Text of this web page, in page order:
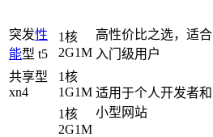
突发性
能型 t5
1核
2G1M
高性价比之选，适合
入门级用户
共享型
xn4
1核
1G1M 适用于个人开发者和
小型网站
1核
2G1M